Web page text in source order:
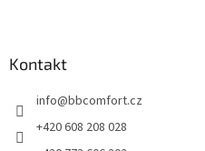
Kontakt
info@bbcomfort.cz
+420 608 208 028